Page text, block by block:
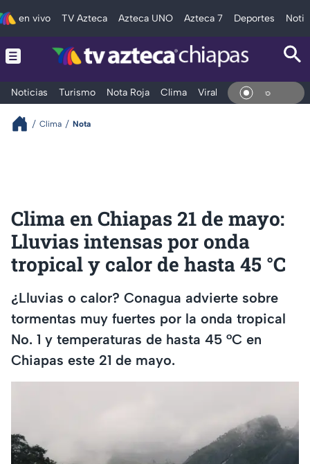
en vivo TV Azteca Azteca UNO Azteca 7 Deportes
Noticias Turismo Nota Roja Clima Viral y Tendencia En
Clima Nota
Clima en Chiapas 21 de mayo:
Lluvias intensas por onda
tropical y calor de hasta 45 °C
¿Lluvias o calor? Conagua advierte sobre
tormentas muy fuertes por la onda tropical
No. 1 y temperaturas de hasta 45 °C en
Chiapas este 21 de mayo.